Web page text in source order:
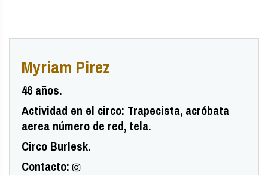
Myriam Pirez
46 años.
Actividad en el circo: Trapecista, acróbata
aerea número de red, tela.
Circo Burlesk.
Contacto: